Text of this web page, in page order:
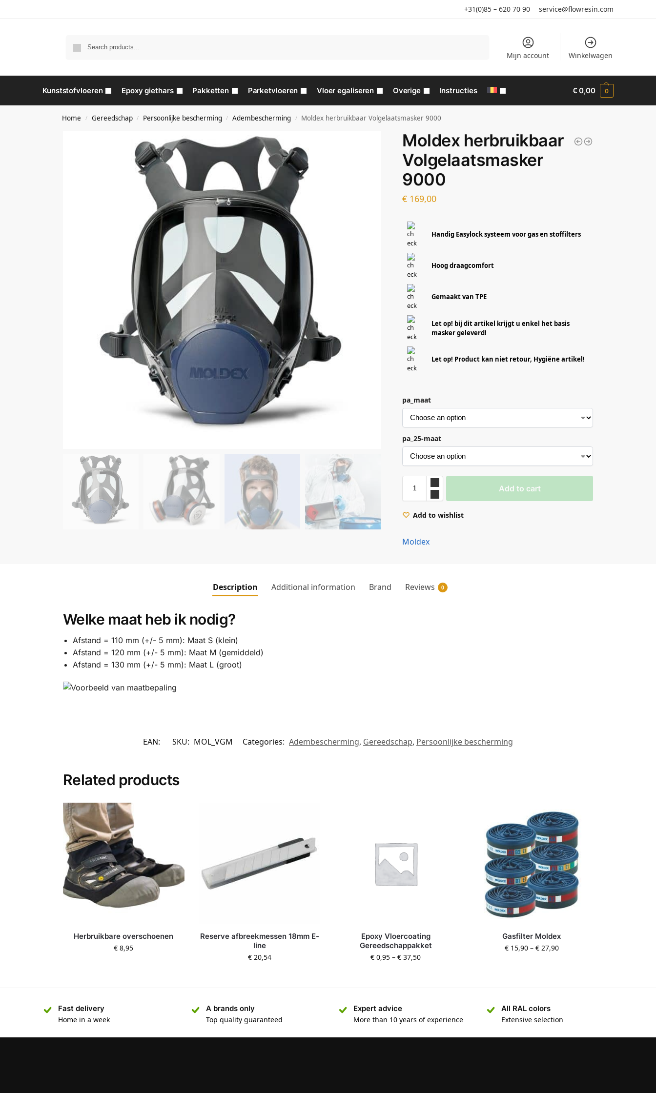
+31(0)85 – 620 70 90 service@flowresin.com
Mijn account Winkelwagen
Kunststofvloeren Epoxy giethars Pakketten Parketvloeren Vloer egaliseren Overige Instructies €0,00 0
Home / Gereedschap / Persoonlijke bescherming / Adembescherming / Moldex herbruikbaar Volgelaatsmasker 9000
Moldex herbruikbaar
Volgelaatsmasker
9000
€ 169,00
Handig Easylock systeem voor gas en stoffilters
Hoog draagcomfort
Gemaakt van TPE
Let op! bij dit artikel krijgt u enkel het basis
masker geleverd!
Let op! Product kan niet retour, Hygiëne artikel!
pa_maat
pa_25-maat
Add to cart
Add to wishlist
Moldex
Description Additional information Brand Reviews 0
Welke maat heb ik nodig?
Afstand = 110 mm (+/- 5 mm): Maat S (klein)
Afstand = 120 mm (+/- 5 mm): Maat M (gemiddeld)
Afstand = 130 mm (+/- 5 mm): Maat L (groot)
EAN: SKU: MOL_VGM Categories: Adembescherming, Gereedschap, Persoonlijke bescherming
Related products
Herbruikbare overschoenen
€ 8,95
Reserve afbreekmessen 18mm E-
line
€20,54
Epoxy Vloercoating
Gereedschappakket
€ 0,95 –€ 37,50
Gasfilter Moldex
€15,90– €27,90
Fast delivery
Home in a week
A brands only
Top quality guaranteed
Expert advice
More than 10 years of experience
All RAL colors
Extensive selection